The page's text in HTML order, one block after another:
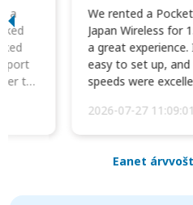
a
to
We rented a
Japan Wireless for
a great
easy to set up,
speeds were
2026-07-27 11:09:01
Eanet